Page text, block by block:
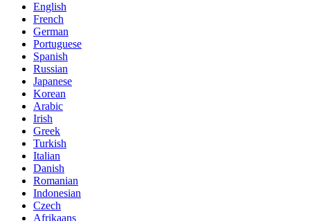
English
French
German
Portuguese
Spanish
Russian
Japanese
Korean
Arabic
Irish
Greek
Turkish
Italian
Danish
Romanian
Indonesian
Czech
Afrikaans